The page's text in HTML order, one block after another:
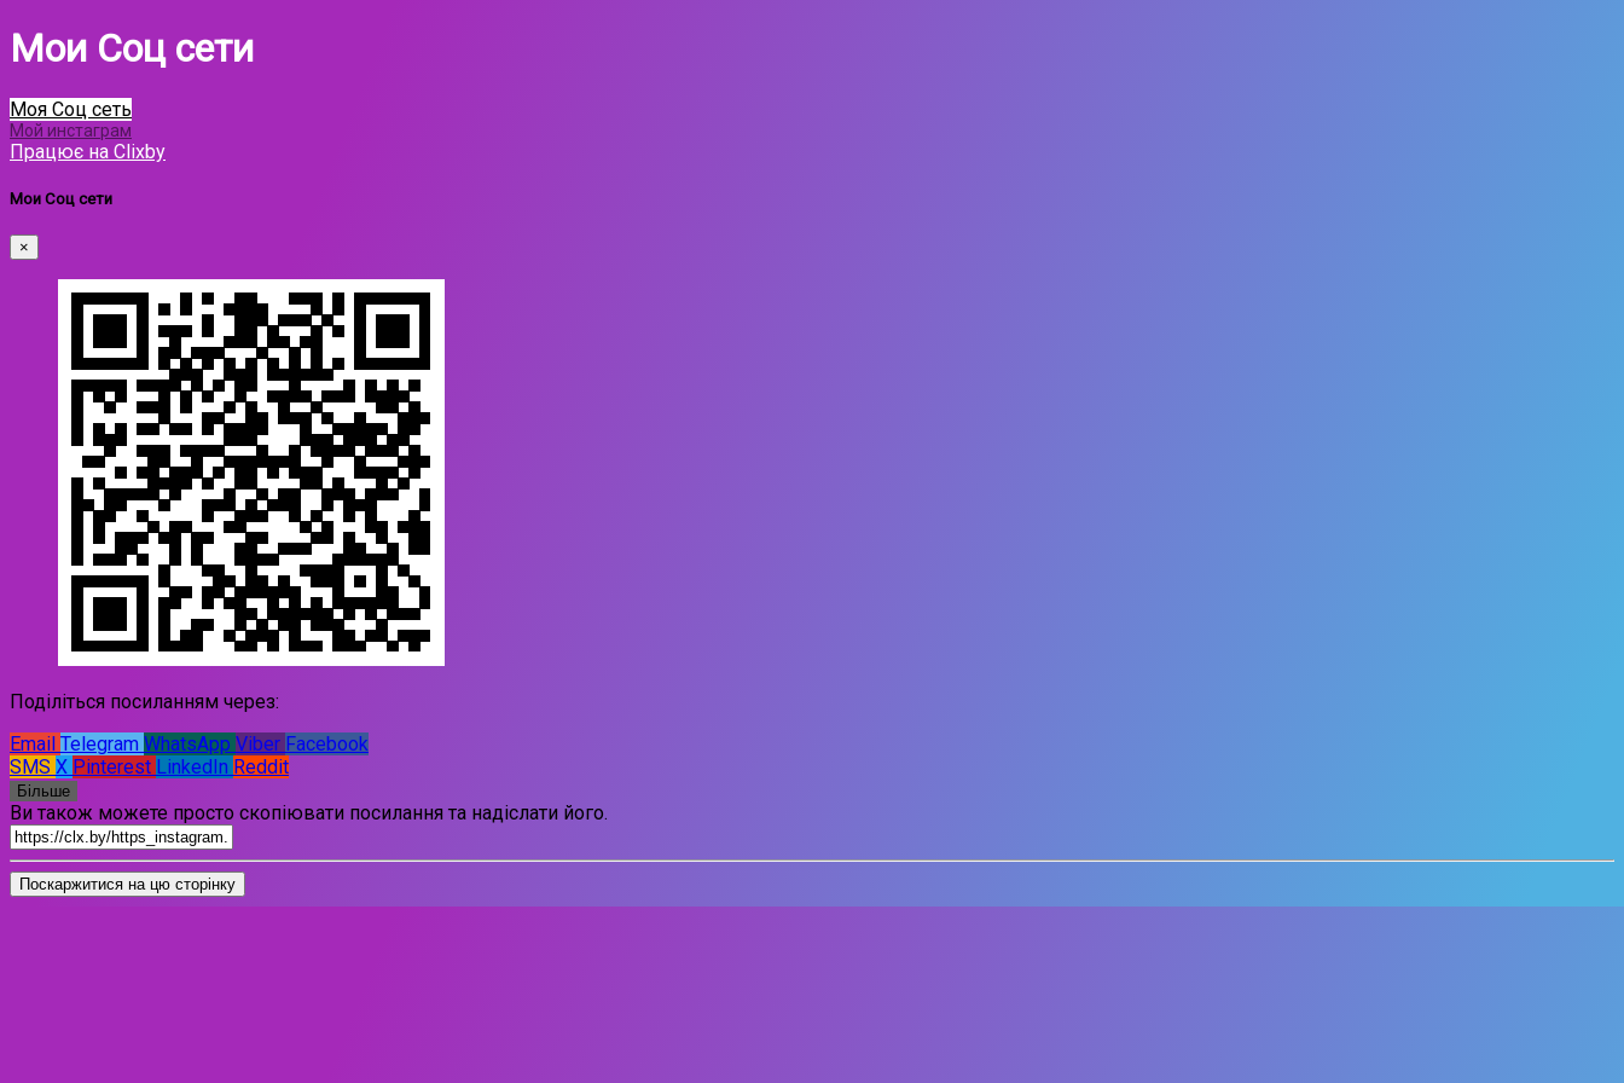
Мои Соц сети
Моя Соц сеть
Мой инстаграм
Працює на Clixby
Мои Соц сети
×
Поділіться посиланням через:
Email Telegram WhatsApp Viber Facebook
SMS X Pinterest LinkedIn Reddit
Більше
Ви також можете просто скопіювати посилання та надіслати його.
Поскаржитися на цю сторінку